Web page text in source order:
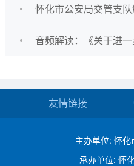
友情链接
主办单位: 怀
承办单位: 怀